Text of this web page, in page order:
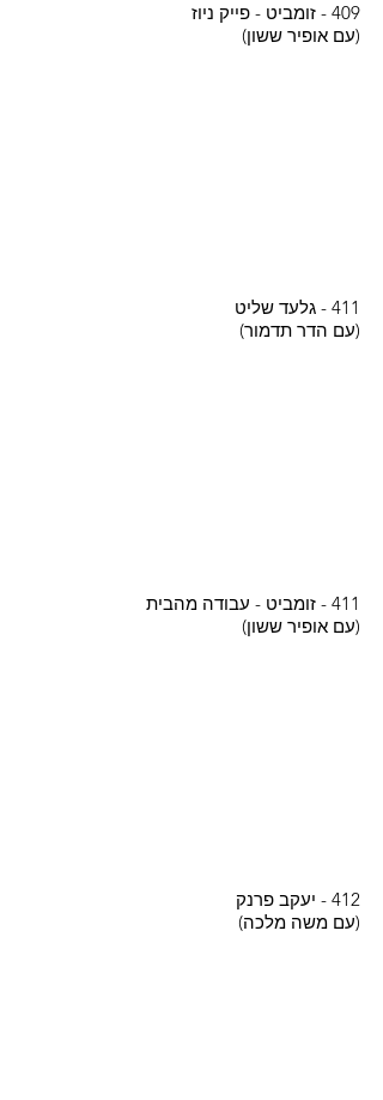
409 - זומביט - פייק ניוז
(עם אופיר ששון)
411 - גלעד שליט
(עם הדר תדמור)
411 - זומביט - עבודה מהבית
(עם אופיר ששון)
412 - יעקב פרנק
(עם משה מלכה)